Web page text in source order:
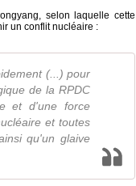
selon laquelle cette
un conflit nucléaire :
(...) pour
de la RPDC
et d'une force
et toutes
qu'un glaive